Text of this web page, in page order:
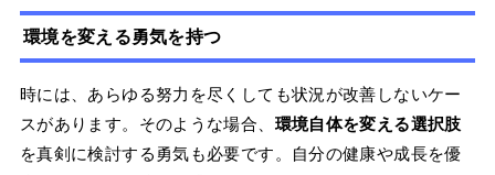
環境を変える勇気を持つ
時には、あらゆる努力を尽くしても状況が改善しないケー
スがあります。そのような場合、 環境自体を変える選択肢
を真剣に検討する勇気も必要です。自分の健康や成長を優